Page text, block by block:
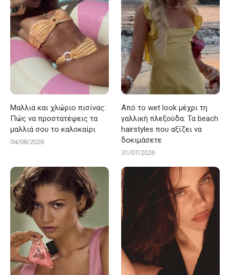
Μαλλιά και χλώριο πισίνας:
Πώς να προστατέψεις τα
μαλλιά σου το καλοκαίρι
04/08/2026
Από το wet look μέχρι τη
γαλλική πλεξούδα: Τα beach
hairstyles που αξίζει να
δοκιμάσετε
31/07/2026